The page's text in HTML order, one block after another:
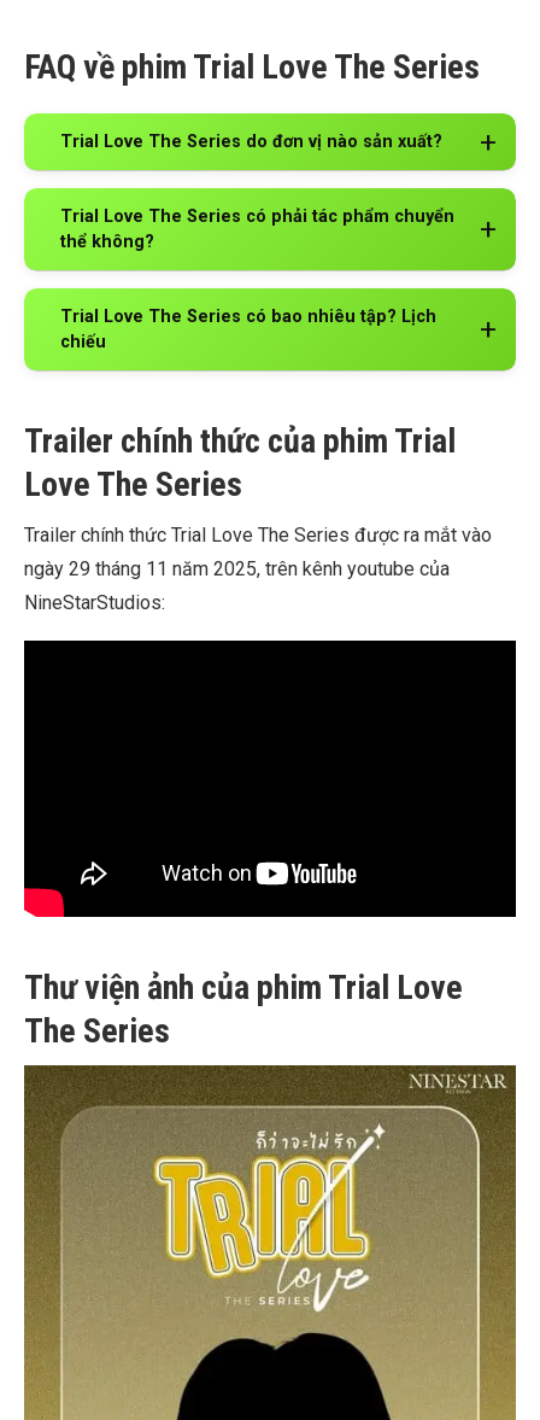
FAQ về phim Trial Love The Series
Trial Love The Series do đơn vị nào sản xuất?
Trial Love The Series có phải tác phẩm chuyển
thể không?
Trial Love The Series có bao nhiêu tập? Lịch
chiếu
Trailer chính thức của phim Trial
Love The Series
Trailer chính thức Trial Love The Series được ra mắt vào
ngày 29 tháng 11 năm 2025, trên kênh youtube của
NineStarStudios:
Thư viện ảnh của phim Trial Love
The Series